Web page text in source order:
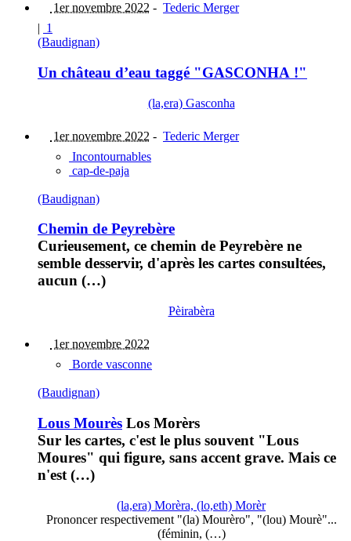
1er novembre 2022 - Tederic Merger
| 1
(Baudignan)
Un château d’eau taggé "GASCONHA !"
(la,era) Gasconha
1er novembre 2022 - Tederic Merger
Incontournables
cap-de-paja
(Baudignan)
Chemin de Peyrebère
Curieusement, ce chemin de Peyrebère ne
semble desservir, d'après les cartes consultées,
aucun (…)
Pèirabèra
1er novembre 2022
Borde vasconne
(Baudignan)
Lous Mourès Los Morèrs
Sur les cartes, c'est le plus souvent "Lous
Moures" qui figure, sans accent grave. Mais ce
n'est (…)
(la,era) Morèra, (lo,eth) Morèr
Prononcer respectivement "(la) Mourèro", "(lou) Mourè"...
(féminin, (…)